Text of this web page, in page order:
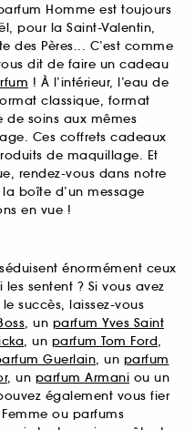
Homme est toujours
pour la Saint-Valentin,
des Pères... C’est comme
dit de faire un cadeau
! À l’intérieur, l’eau de
classique, format
soins aux mêmes
Ces coffrets cadeaux
de maquillage. Et
rendez-vous dans notre
boîte d’un message
en vue !
énormément ceux
sentent ? Si vous avez
succès, laissez-vous
, un parfum Yves Saint
, un parfum Tom Ford,
Guerlain, un parfum
, un parfum Armani ou un
également vous fier
ou parfums